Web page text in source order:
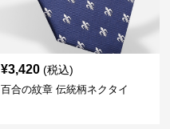
¥3,420 (税込)
百合の紋章 伝統柄ネクタイ